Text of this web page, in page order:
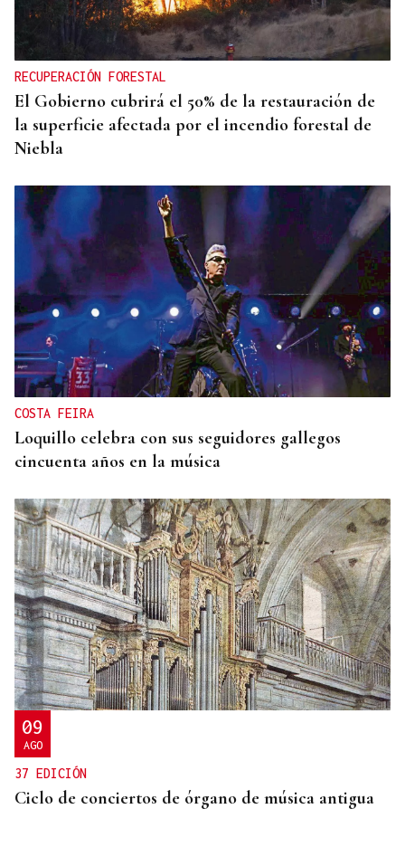
Manglares, marismas y praderas marinas liberan
unas 26 toneladas de mercurio cuando se
degradan
RECUPERACIÓN FORESTAL
El Gobierno cubrirá el 50% de la restauración de
la superficie afectada por el incendio forestal de
Niebla
COSTA FEIRA
Loquillo celebra con sus seguidores gallegos
cincuenta años en la música
09
AGO
37 EDICIÓN
Ciclo de conciertos de órgano de música antigua